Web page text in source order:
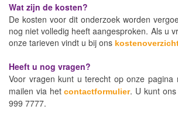
Wat zijn de kosten?
De kosten voor dit onderzoek worden
nog niet volledig heeft aangesproken. Als u
onze tarieven vindt u bij ons
Heeft u nog vragen?
Voor vragen kunt u terecht op onze
mailen via hetcontactformulier. U kunt
999 7777.